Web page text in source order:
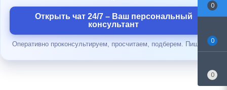
Открыть чат 24/7 – Ваш персональный
консультант
Оперативно проконсультируем, просчитаем, подберем. Пишите...
0
0
0